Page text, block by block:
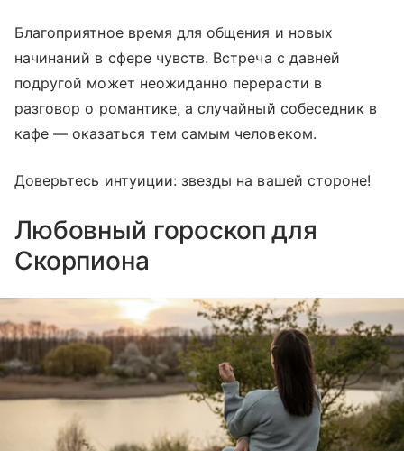
Благоприятное время для общения и новых
начинаний в сфере чувств. Встреча с давней
подругой может неожиданно перерасти в
разговор о романтике, а случайный собеседник в
кафе — оказаться тем самым человеком.
Доверьтесь интуиции: звезды на вашей стороне!
Любовный гороскоп для
Скорпиона